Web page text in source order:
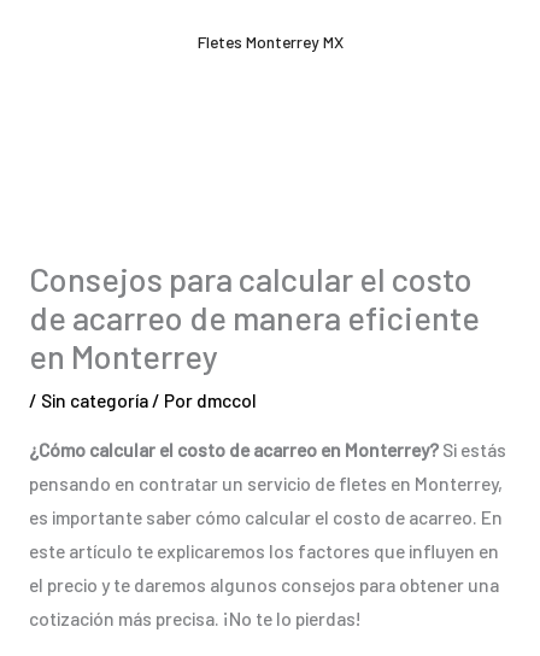
Fletes Monterrey MX
Consejos para calcular el costo
de acarreo de manera eficiente
en Monterrey
/ Sin categoría/ Por dmccol
¿Cómo calcular el costo de acarreo en Monterrey?Si estás
pensando en contratar un servicio de fletes en Monterrey,
es importante saber cómo calcular el costo de acarreo. En
este artículo te explicaremos los factores que influyen en
el precio y te daremos algunos consejos para obtener una
cotización más precisa. ¡No te lo pierdas!